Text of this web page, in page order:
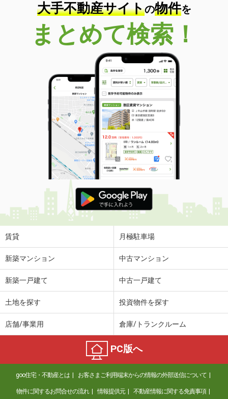
大手不動産サイトの物件を
まとめて検索！
賃貸 月極駐車場
新築マンション 中古マンション
新築一戸建て 中古一戸建て
土地を探す 投資物件を探す
店舗/事業用 倉庫/トランクルーム
PC版へ
goo住宅・不動産とは お客さまご利用端末からの情報の外部送信について
物件に関するお問合せの流れ 情報提供元 不動産情報に関する免責事項